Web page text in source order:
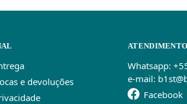
e devoluções
ATENDIMENTO
Whatsapp:
e-mail:
Facebook